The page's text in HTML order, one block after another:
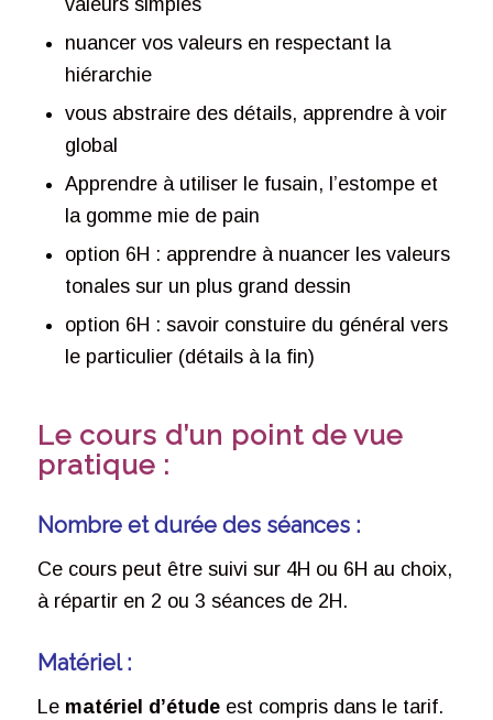
nuancer vos valeurs en respectant la
hiérarchie
vous abstraire des détails, apprendre à voir
global
Apprendre à utiliser le fusain, l’estompe et
la gomme mie de pain
option 6H : apprendre à nuancer les valeurs
tonales sur un plus grand dessin
option 6H : savoir constuire du général vers
le particulier (détails à la fin)
Le cours d’un point de vue
pratique :
Nombre et durée des séances :
Ce cours peut être suivi sur 4H ou 6H au choix,
à répartir en 2 ou 3 séances de 2H.
Matériel :
Le matériel d’étudeest compris dans le tarif.